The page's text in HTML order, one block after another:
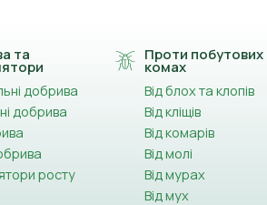
та
добрива
добрива
росту
Проти побутових
комах
Від блох та клопів
Від кліщів
Від комарів
Від молі
Від мурах
Від мух